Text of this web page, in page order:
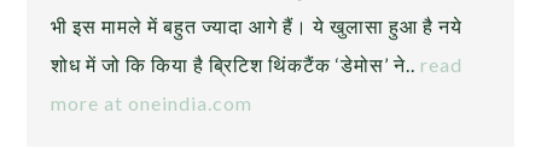
भी इस मामले में बहुत ज्यादा आगे हैं। ये खुलासा हुआ है नये
शोध में जो कि किया है ब्रिटिश थिंकटैंक ‘डेमोस’ ने.. read
more at oneindia.com